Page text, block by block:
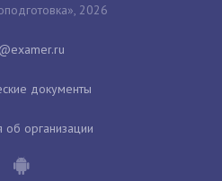
2026
документы
об организации